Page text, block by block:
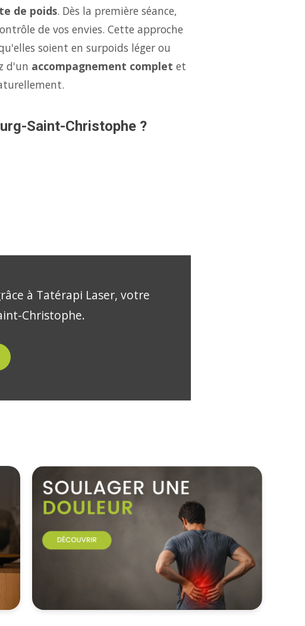
de poids. Dès la première séance,
de vos envies. Cette approche
soient en surpoids léger ou
d'un accompagnement complet et
Saint-Christophe ?
à Tatérapi Laser, votre
Christophe.